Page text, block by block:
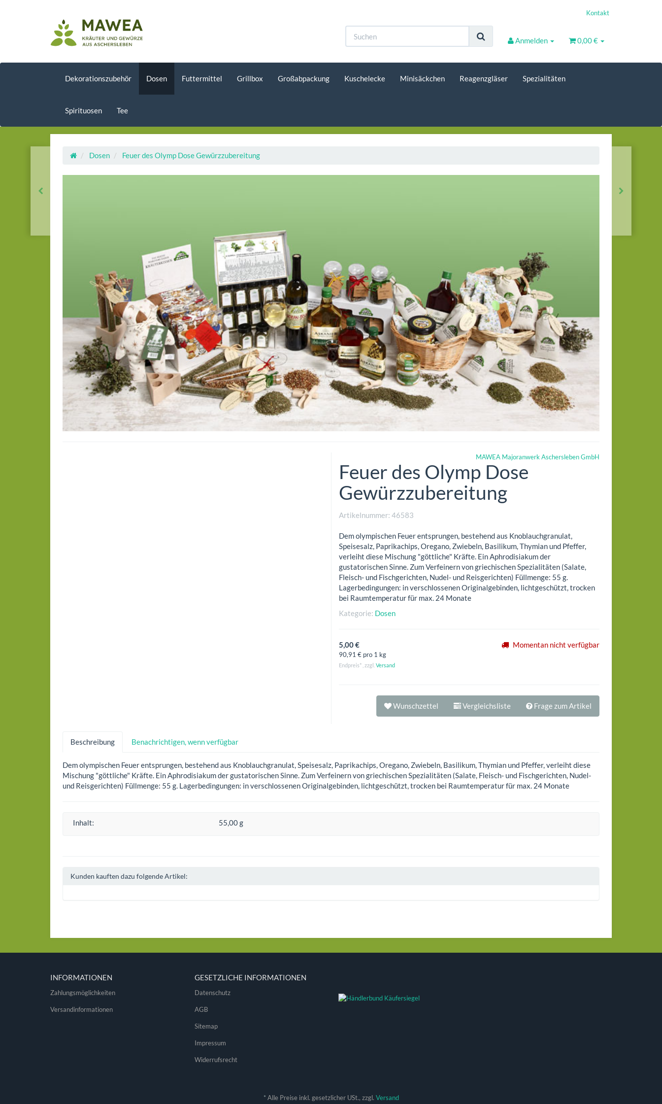
Kontakt
Anmelden 0,00 €
Dekorationszubehör Dosen Futtermittel Grillbox Großabpackung Kuschelecke Minisäckchen Reagenzgläser Spezialitäten
Spirituosen Tee
Dosen Feuer des Olymp Dose Gewürzzubereitung
MAWEA Majoranwerk Aschersleben GmbH
Feuer des Olymp Dose
Gewürzzubereitung
Artikelnummer: 46583
Dem olympischen Feuer entsprungen, bestehend aus Knoblauchgranulat,
Speisesalz, Paprikachips, Oregano, Zwiebeln, Basilikum, Thymian und Pfeffer,
verleiht diese Mischung "göttliche" Kräfte. Ein Aphrodisiakum der
gustatorischen Sinne. Zum Verfeinern von griechischen Spezialitäten (Salate,
Fleisch- und Fischgerichten, Nudel- und Reisgerichten) Füllmenge: 55 g.
Lagerbedingungen: in verschlossenen Originalgebinden, lichtgeschützt, trocken
bei Raumtemperatur für max. 24 Monate
Kategorie: Dosen
5,00 €
90,91 € pro 1 kg
Endpreis* , zzgl. Versand
Momentan nicht verfügbar
Wunschzettel Vergleichsliste Frage zum Artikel
Beschreibung Benachrichtigen, wenn verfügbar
Dem olympischen Feuer entsprungen, bestehend aus Knoblauchgranulat, Speisesalz, Paprikachips, Oregano, Zwiebeln, Basilikum, Thymian und Pfeffer, verleiht diese
Mischung "göttliche" Kräfte. Ein Aphrodisiakum der gustatorischen Sinne. Zum Verfeinern von griechischen Spezialitäten (Salate, Fleisch- und Fischgerichten, Nudel-
und Reisgerichten) Füllmenge: 55 g. Lagerbedingungen: in verschlossenen Originalgebinden, lichtgeschützt, trocken bei Raumtemperatur für max. 24 Monate
Inhalt: 55,00 g
Kunden kauften dazu folgende Artikel:
INFORMATIONEN
Zahlungsmöglichkeiten
Versandinformationen
GESETZLICHE INFORMATIONEN
Datenschutz
AGB
Sitemap
Impressum
Widerrufsrecht
*Alle Preise inkl. gesetzlicher USt., zzgl. Versand